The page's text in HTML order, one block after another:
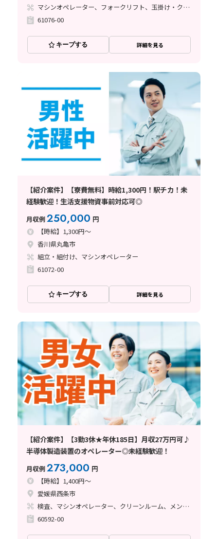
マシンオペレーター、フォークリフト、玉掛け・クレーン
61076-00
キープする 詳細を見る
【紹介案件】【寮費無料】時給1,300円！駅チカ！未
経験歓迎！生活支援物資事前対応可◎
月収例250,000 円
【時給】1,300円～
香川県丸亀市
組立・組付け、マシンオペレーター
61072-00
キープする 詳細を見る
【紹介案件】【3勤3休★年休185日】月収27万円可♪
半導体製造装置のオペレーター◎未経験歓迎！
月収例273,000 円
【時給】1,400円～
愛媛県西条市
検査、マシンオペレーター、クリーンルーム、メンテナンス・保全
60592-00